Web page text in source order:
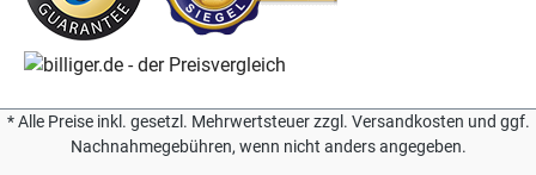
* Alle Preise inkl. gesetzl. Mehrwertsteuer zzgl. Versandkosten und ggf.
Nachnahmegebühren, wenn nicht anders angegeben.